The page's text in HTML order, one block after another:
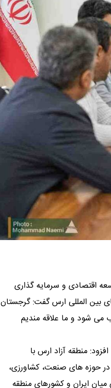
اقتصادی و سرمایه‌ گذاری
بین ‌المللی ارس گفت: گرجستان
می‌ شود و ما علاقه‌ مندیم
منطقه آزاد ارس با
حوزه‌ های صنعت، کشاورزی،
ایران و کشورهای منطقه